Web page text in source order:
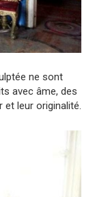
ne sont
avec âme, des
leur originalité.